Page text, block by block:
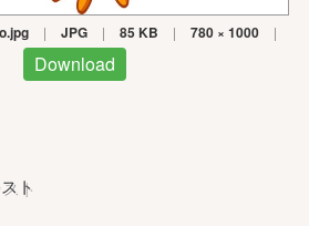
| JPG | 85 KB | 780 × 1000 |
Download
ト